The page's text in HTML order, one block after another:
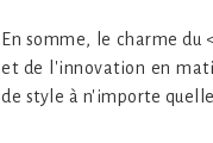
En somme, le charme
et de l'innovation en
de style à n'importe